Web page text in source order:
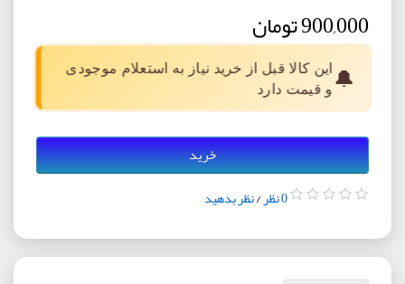
900,000 تومان
🔔این کالا قبل از خرید نیاز به استعلام موجودی
و قیمت دارد
خرید
0 نظر /نظر بدهید